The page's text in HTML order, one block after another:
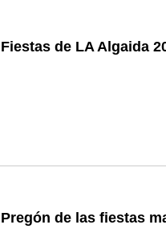
Fiestas de LA Algaida
Pregón de las fiestas